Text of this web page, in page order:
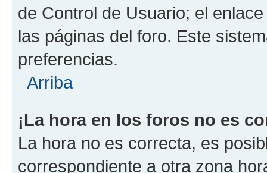
de Control de Usuario; el
las páginas del foro. Este
preferencias.
Arriba
¡La hora en los foros no es
La hora no es correcta, es
correspondiente a otra zona